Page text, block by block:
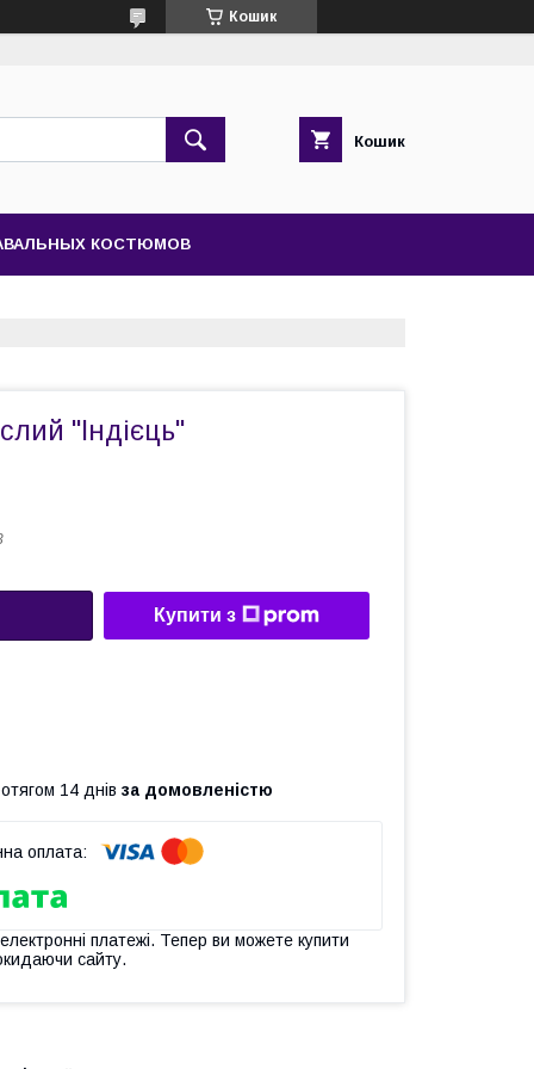
Кошик
Кошик
КОСТЮМОВ
"Індієць"
Купити з
14 днів за домовленістю
платежі. Тепер ви можете купити
сайту.